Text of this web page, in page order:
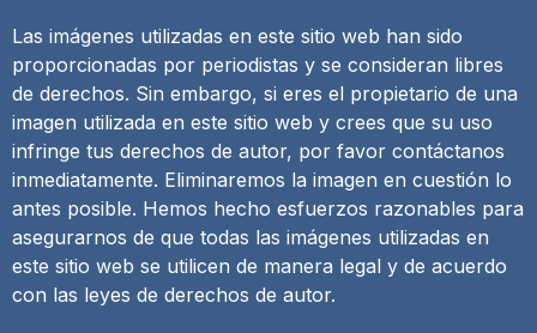
Las imágenes utilizadas en este sitio web han sido
proporcionadas por periodistas y se consideran libres
de derechos. Sin embargo, si eres el propietario de una
imagen utilizada en este sitio web y crees que su uso
infringe tus derechos de autor, por favor contáctanos
inmediatamente. Eliminaremos la imagen en cuestión lo
antes posible. Hemos hecho esfuerzos razonables para
asegurarnos de que todas las imágenes utilizadas en
este sitio web se utilicen de manera legal y de acuerdo
con las leyes de derechos de autor.